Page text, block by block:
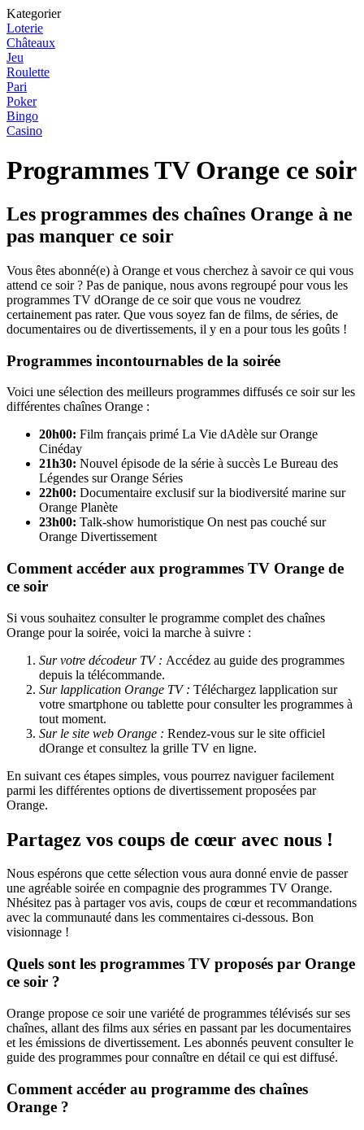
Kategorier
Loterie
Châteaux
Jeu
Roulette
Pari
Poker
Bingo
Casino
Programmes TV Orange ce soir
Les programmes des chaînes Orange à ne
pas manquer ce soir
Vous êtes abonné(e) à Orange et vous cherchez à savoir ce qui vous
attend ce soir ? Pas de panique, nous avons regroupé pour vous les
programmes TV dOrange de ce soir que vous ne voudrez
certainement pas rater. Que vous soyez fan de films, de séries, de
documentaires ou de divertissements, il y en a pour tous les goûts !
Programmes incontournables de la soirée
Voici une sélection des meilleurs programmes diffusés ce soir sur les
différentes chaînes Orange :
20h00: Film français primé La Vie dAdèle sur Orange
Cinéday
21h30: Nouvel épisode de la série à succès Le Bureau des
Légendes sur Orange Séries
22h00: Documentaire exclusif sur la biodiversité marine sur
Orange Planète
23h00: Talk-show humoristique On nest pas couché sur
Orange Divertissement
Comment accéder aux programmes TV Orange de
ce soir
Si vous souhaitez consulter le programme complet des chaînes
Orange pour la soirée, voici la marche à suivre :
Sur votre décodeur TV : Accédez au guide des programmes
depuis la télécommande.
Sur lapplication Orange TV : Téléchargez lapplication sur
votre smartphone ou tablette pour consulter les programmes à
tout moment.
Sur le site web Orange : Rendez-vous sur le site officiel
dOrange et consultez la grille TV en ligne.
En suivant ces étapes simples, vous pourrez naviguer facilement
parmi les différentes options de divertissement proposées par
Orange.
Partagez vos coups de cœur avec nous !
Nous espérons que cette sélection vous aura donné envie de passer
une agréable soirée en compagnie des programmes TV Orange.
Nhésitez pas à partager vos avis, coups de cœur et recommandations
avec la communauté dans les commentaires ci-dessous. Bon
visionnage !
Quels sont les programmes TV proposés par Orange
ce soir ?
Orange propose ce soir une variété de programmes télévisés sur ses
chaînes, allant des films aux séries en passant par les documentaires
et les émissions de divertissement. Les abonnés peuvent consulter le
guide des programmes pour connaître en détail ce qui est diffusé.
Comment accéder au programme des chaînes
Orange ?